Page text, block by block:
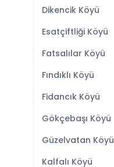
Dikencik Köyü
Esatçiftliği Köyü
Fatsalılar Köyü
Fındıklı Köyü
Fidancık Köyü
Gökçebaşı Köyü
Güzelvatan Köyü
Kalfalı Köyü